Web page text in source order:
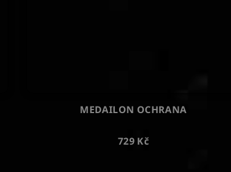
MEDAILON OCHRANA
729 Kč